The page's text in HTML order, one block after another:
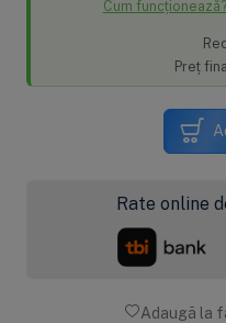
Cum funcționează?
Preț
Rate online
Adaugă la